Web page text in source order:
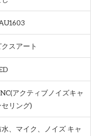
クスアート
アクティブノイズキャ
セリング)
水、マイク、ノイズ キャ